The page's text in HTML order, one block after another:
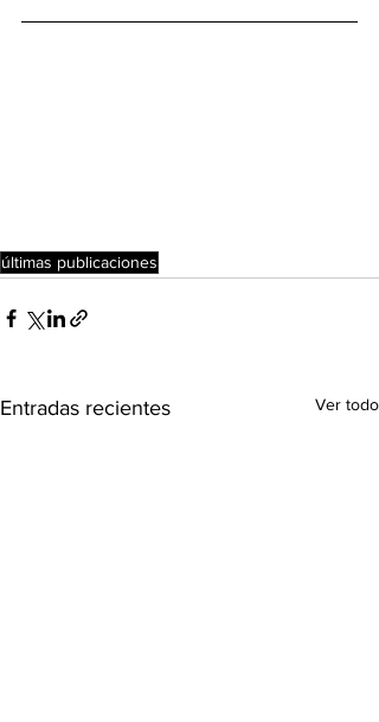
últimas publicaciones
Entradas recientes Ver todo